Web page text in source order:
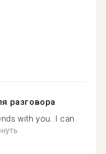
разговора
with you. I can